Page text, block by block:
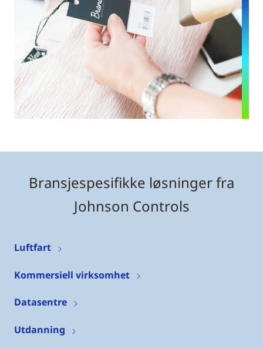
Bransjespesifikke løsninger fra
Johnson Controls
Luftfart
Kommersiell virksomhet
Datasentre
Utdanning